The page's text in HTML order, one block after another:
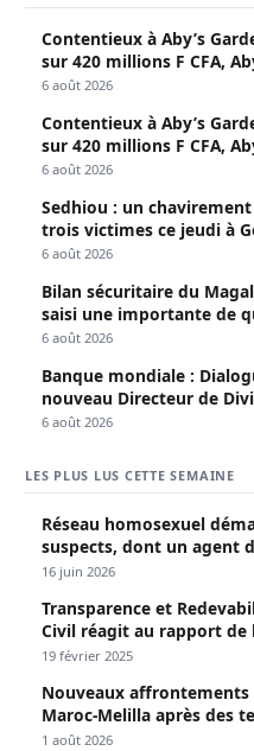
Contentieux à Aby’s
sur 420 millions F CFA,
pour abus de biens sociaux
6 août 2026
Contentieux à Aby’s
sur 420 millions F CFA,
pour abus de biens sociaux
6 août 2026
Sedhiou : un
trois victimes ce
6 août 2026
Bilan sécuritaire du
saisi une importante de
6 août 2026
Banque mondiale :
nouveau Directeur de
Sénégal et le Pr. Diomaye
6 août 2026
LES PLUS LUS CETTE SEMAINE
Réseau homosexuel
suspects, dont un agent
Keur Massar ; l’un avoue
16 juin 2026
Transparence et
Civil réagit au rapport de
comptes
19 février 2025
Nouveaux
Maroc-Melilla après des
passage
1 août 2026